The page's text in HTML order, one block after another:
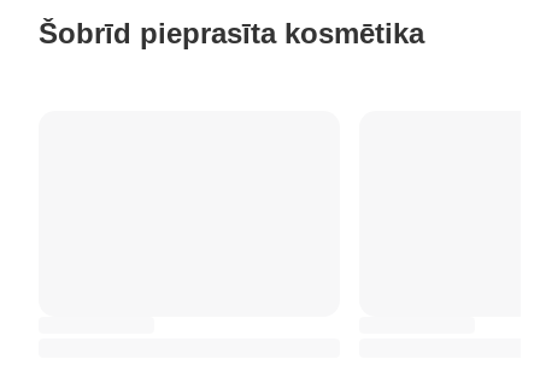
Šobrīd pieprasīta kosmētika